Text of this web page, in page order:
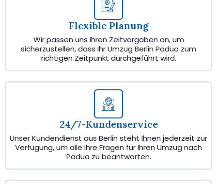
Flexible Planung
Wir passen uns Ihren Zeitvorgaben an, um
sicherzustellen, dass Ihr Umzug Berlin Padua zum
richtigen Zeitpunkt durchgeführt wird.
24/7-Kundenservice
Unser Kundendienst aus Berlin steht Ihnen jederzeit zur
Verfügung, um alle Ihre Fragen für Ihren Umzug nach
Padua zu beantworten.